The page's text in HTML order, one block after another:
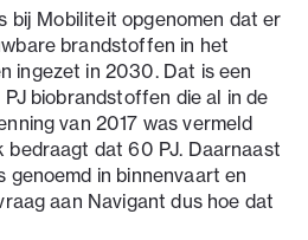
bij Mobiliteit opgenomen dat er
brandstoffen in het
ingezet in 2030. Dat is een
biobrandstoffen die al in de
van 2017 was vermeld
bedraagt dat 60 PJ. Daarnaast
genoemd in binnenvaart en
aan Navigant dus hoe dat